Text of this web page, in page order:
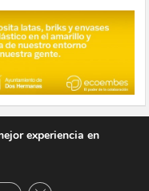
experiencia en